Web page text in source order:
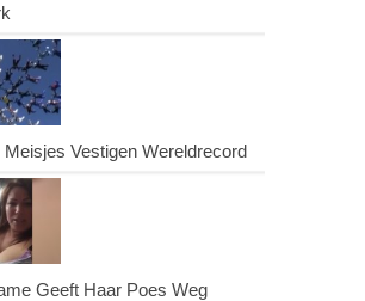
Vestigen Wereldrecord
Geeft Haar Poes Weg